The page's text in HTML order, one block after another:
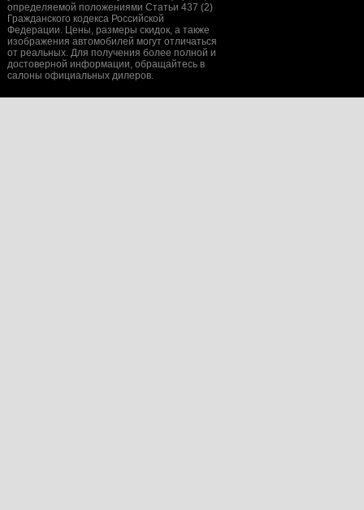
определяемой положениями Статьи 437 (2)
Гражданского кодекса Российской
Федерации. Цены, размеры скидок, а также
изображения автомобилей могут отличаться
от реальных. Для получения более полной и
достоверной информации, обращайтесь в
салоны официальных дилеров.